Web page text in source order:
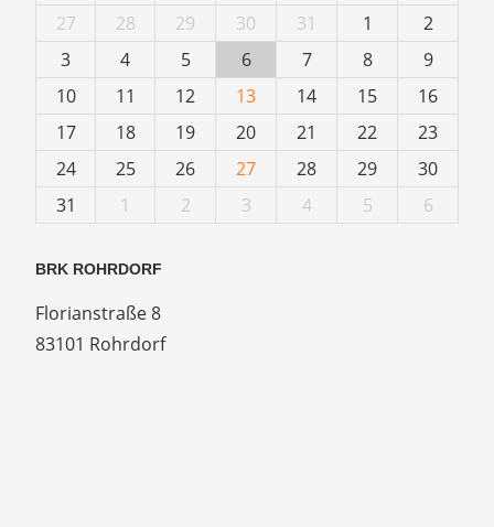
27
28 29 30 31 1
2
3
4 5 6 7 8
9
10
11 12 13 14 15
16
17
18 19 20 21 22
23
24
25 26 27 28 29
30
31
1 2 3 4 5 6
BRK ROHRDORF
Florianstraße 8
83101 Rohrdorf